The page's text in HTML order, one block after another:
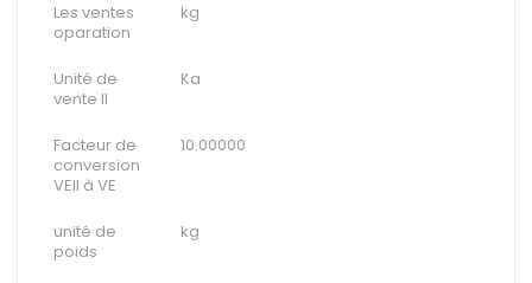
Les ventes
oparation
kg
Unité de
vente II
Ka
Facteur de
conversion
VEII à VE
10.00000
unité de
poids
kg